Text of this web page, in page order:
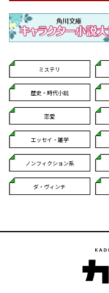
ミステリ
歴史・時代小説
恋愛
エッセイ・雑学
ノンフィクション系
ダ・ヴィンチ